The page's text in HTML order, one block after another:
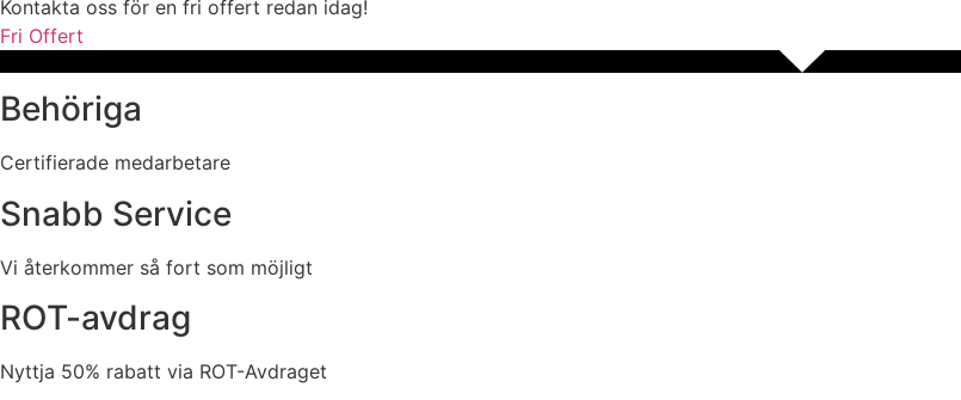
Kontakta oss för en fri offert redan idag!
Fri Offert
Behöriga
Certifierade medarbetare
Snabb Service
Vi återkommer så fort som möjligt
ROT-avdrag
Nyttja 50% rabatt via ROT-Avdraget